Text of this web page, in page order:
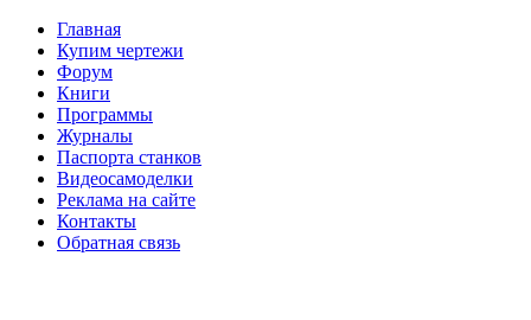
Главная
Купим чертежи
Форум
Книги
Программы
Журналы
Паспорта станков
Видеосамоделки
Реклама на сайте
Контакты
Обратная связь